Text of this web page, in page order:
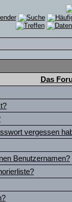
Das
vergessen
Benutzernamen?